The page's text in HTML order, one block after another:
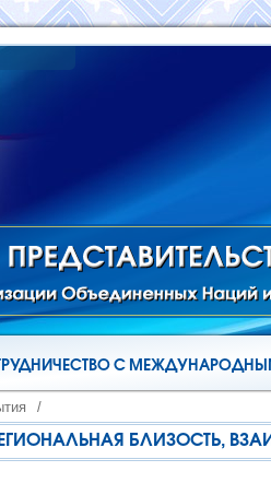
С
/
БЛИЗОСТЬ,